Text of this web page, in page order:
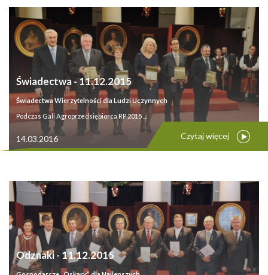
Świadectwa - 11.12.2015
Świadectwa Wierzytelności dla Ludzi Uczynnych
Podczas Gali Agroprzedsiębiorca RP 2015 ...
14.03.2016 Czytaj więcej
Odznaki - 11.12.2015